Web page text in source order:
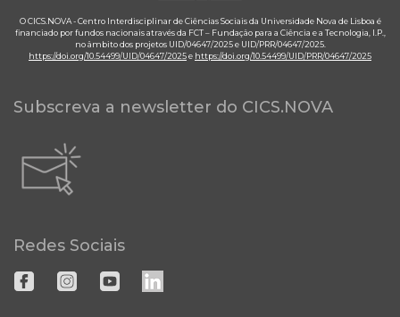
O CICS.NOVA - Centro Interdisciplinar de Ciências Sociais da Universidade Nova de Lisboa é
financiado por fundos nacionais através da FCT – Fundação para a Ciência e a Tecnologia, I.P.,
no âmbito dos projetos UID/04647/2025 e UID/PRR/04647/2025.
https://doi.org/10.54499/UID/04647/2025e https://doi.org/10.54499/UID/PRR/04647/2025
Subscreva a newsletter do CICS.NOVA
Redes Sociais